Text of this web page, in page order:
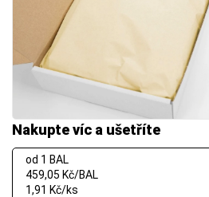
Nakupte víc a ušetříte
od 1 BAL
459,05 Kč/BAL
1,91 Kč/ks